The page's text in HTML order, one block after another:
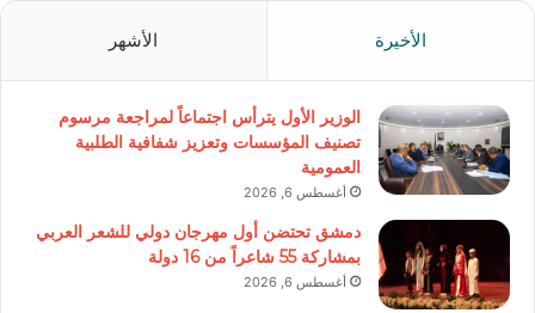
الأخيرة الأشهر
الوزير الأول يترأس اجتماعاً لمراجعة مرسوم
تصنيف المؤسسات وتعزيز شفافية الطلبية
العمومية
أغسطس 6, 2026
دمشق تحتضن أول مهرجان دولي للشعر العربي
بمشاركة 55 شاعراً من 16 دولة
أغسطس 6, 2026